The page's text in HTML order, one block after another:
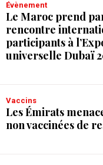
évènement
Le Maroc prend
rencontre
participants à
universelle Dubaï
Vaccins
Les Émirats
non vaccinées de